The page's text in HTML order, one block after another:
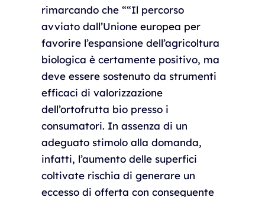
rimarcando che ““Il percorso
avviato dall’Unione europea per
favorire l’espansione dell’agricoltura
biologica è certamente positivo, ma
deve essere sostenuto da strumenti
efficaci di valorizzazione
dell’ortofrutta bio presso i
consumatori. In assenza di un
adeguato stimolo alla domanda,
infatti, l’aumento delle superfici
coltivate rischia di generare un
eccesso di offerta con conseguente